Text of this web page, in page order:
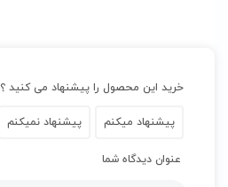
خرید این محصول را پیشنهاد می کنید ؟
پیشنهاد میکنم پیشنهاد نمیکنم
عنوان دیدگاه شما